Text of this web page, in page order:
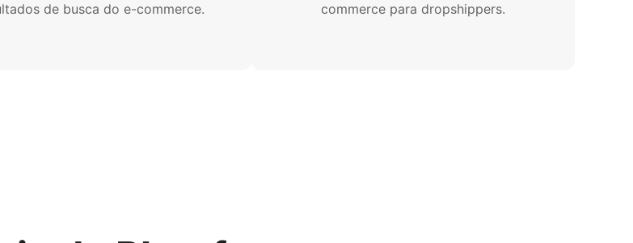
de busca do e-commerce.
commerce para dropshippers.